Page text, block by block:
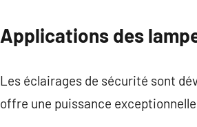
Applications des
Les éclairages de sécurité sont
offre une puissance